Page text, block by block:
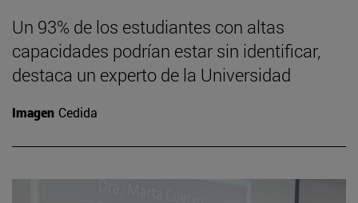
Un 93% de los estudiantes con altas
capacidades podrían estar sin identificar,
destaca un experto de la Universidad
Imagen Cedida